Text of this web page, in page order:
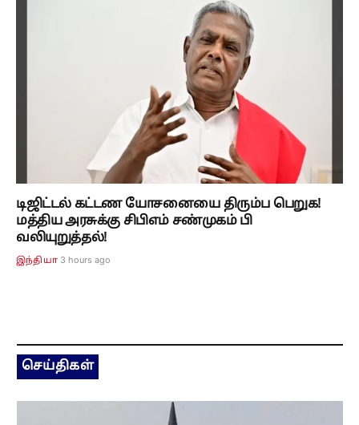
டிஜிட்டல் கட்டண யோசனையை திரும்ப பெறுக!
மத்திய அரசுக்கு சிபிஎம் சண்முகம் பி
வலியுறுத்தல்!
இந்தியா 3 hours ago
செய்திகள்